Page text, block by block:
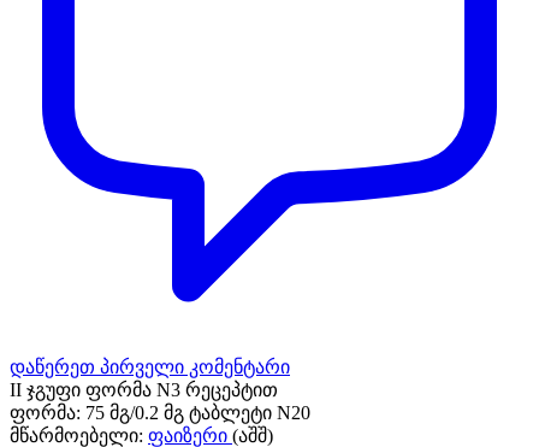
დაწერეთ პირველი კომენტარი
II ჯგუფი ფორმა N3 რეცეპტით
ფორმა: 75 მგ/0.2 მგ ტაბლეტი N20
მწარმოებელი: ფაიზერი (აშშ)